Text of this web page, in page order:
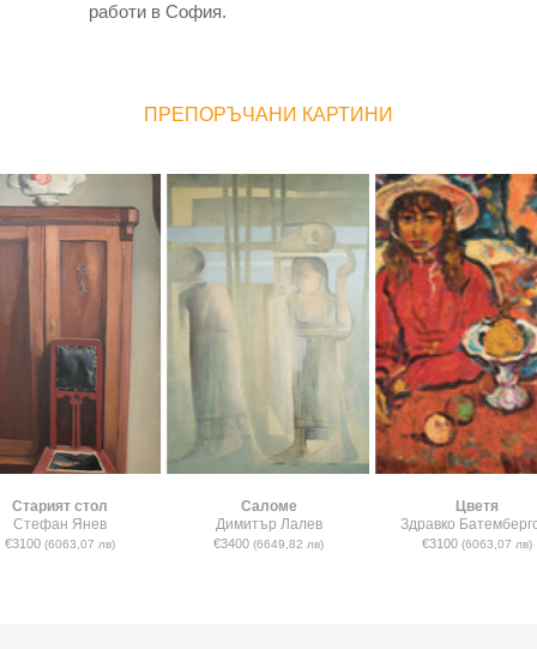
работи в София.
ПРЕПОРЪЧАНИ КАРТИНИ
Старият стол
Стефан Янев
€3100 (6063,07 лв)
Саломе
Димитър Лалев
€3400(6649,82 лв)
Цветя
Здравко
€3100(6063,07 лв)